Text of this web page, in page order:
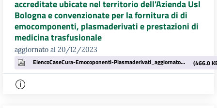
accreditate ubicate nel territorio dell'Azienda Usl
Bologna e convenzionate per la fornitura di di
emocomponenti, plasmaderivati e prestazioni di
medicina trasfusionale
aggiornato al 20/12/2023
ElencoCaseCura-Emocoponenti-Plasmaderivati_aggiornato20dic23.pdf (466.0